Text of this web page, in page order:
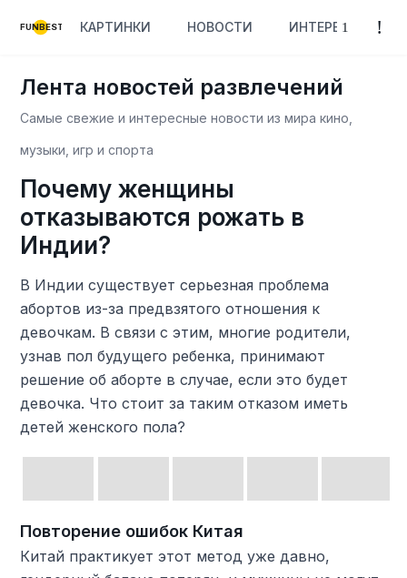
FUNBEST КАРТИНКИ НОВОСТИ ИНТЕРЕСНОЕ
Лента новостей развлечений
Самые свежие и интересные новости из мира кино,
музыки, игр и спорта
Почему женщины
отказываются рожать в
Индии?
В Индии существует серьезная проблема
абортов из-за предвзятого отношения к
девочкам. В связи с этим, многие родители,
узнав пол будущего ребенка, принимают
решение об аборте в случае, если это будет
девочка. Что стоит за таким отказом иметь
детей женского пола?
Повторение ошибок Китая
Китай практикует этот метод уже давно,